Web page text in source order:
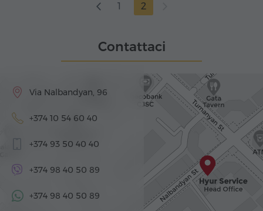
1 2
Contattaci
Via Nalbandyan, 96
+374 10 54 60 40
+374 93 50 40 40
+374 98 40 50 89
+374 98 40 50 89